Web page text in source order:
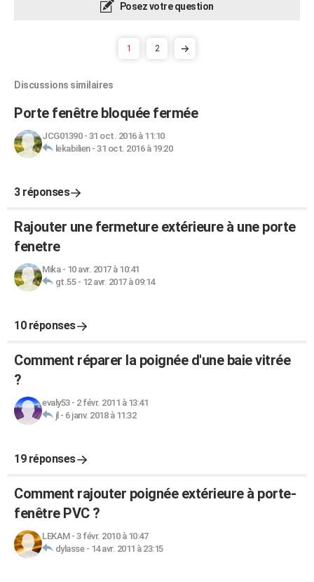
Posez votre question
1 2
Discussions similaires
Porte fenêtre bloquée fermée
JCG01390- 31 oct. 2016 à 11:10
lekabilien- 31 oct. 2016 à 19:20
3 réponses
Rajouter une fermeture extérieure à une porte
fenetre
Mika- 10 avr. 2017 à 10:41
gt.55- 12 avr. 2017 à 09:14
10 réponses
Comment réparer la poignée d'une baie vitrée
?
evaly53- 2 févr. 2011 à 13:41
jl - 6 janv. 2018 à 11:32
19 réponses
Comment rajouter poignée extérieure à porte-
fenêtre PVC ?
LEKAM- 3 févr. 2010 à 10:47
dylasse- 14 avr. 2011 à 23:15